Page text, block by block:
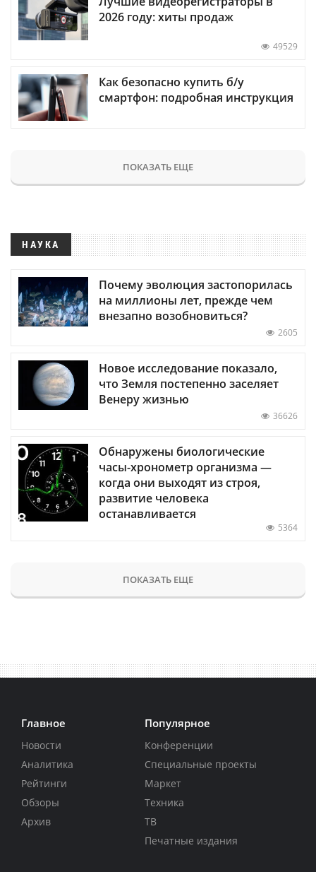
2026 году: хиты продаж
49529
Как безопасно купить б/у
смартфон: подробная инструкция
ПОКАЗАТЬ ЕЩЕ
НАУКА
Почему эволюция застопорилась
на миллионы лет, прежде чем
внезапно возобновиться?
2605
Новое исследование показало,
что Земля постепенно заселяет
Венеру жизнью
36626
Обнаружены биологические
часы-хронометр организма —
когда они выходят из строя,
развитие человека
останавливается
5364
ПОКАЗАТЬ ЕЩЕ
Главное
Новости
Аналитика
Рейтинги
Обзоры
Архив
Популярное
Конференции
Специальные проекты
Маркет
Техника
ТВ
Печатные издания